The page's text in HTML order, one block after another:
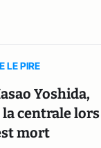
LE PIRE
Yoshida,
centrale lors
mort